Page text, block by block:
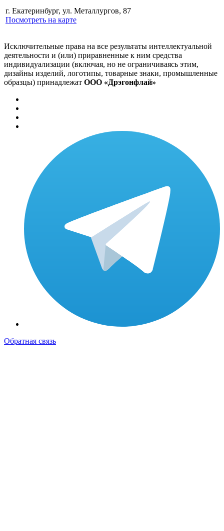
г. Екатеринбург, ул. Металлургов, 87
Посмотреть на карте
Исключительные права на все результаты интеллектуальной
деятельности и (или) приравненные к ним средства
индивидуализации (включая, но не ограничиваясь этим,
дизайны изделий, логотипы, товарные знаки, промышленные
образцы) принадлежат ООО «Дрэгонфлай»
Обратная связь